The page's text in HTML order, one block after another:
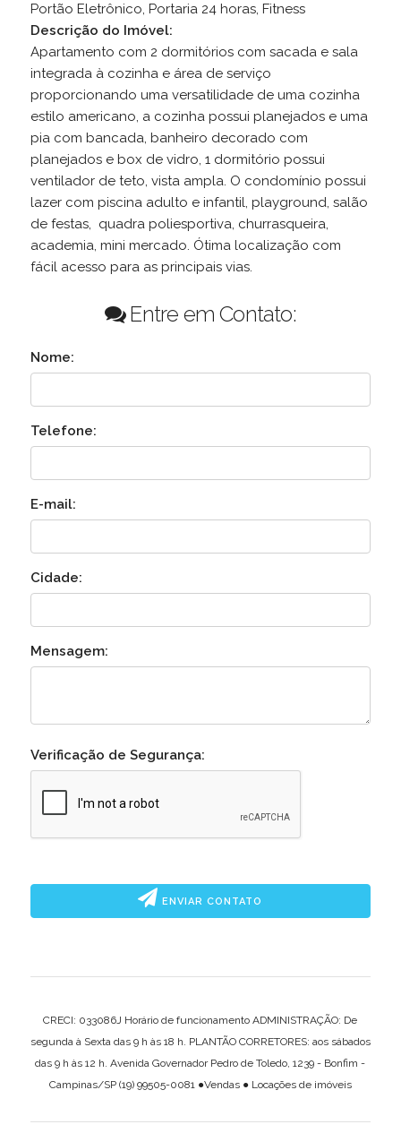
Portão Eletrônico, Portaria 24 horas, Fitness
Descrição do Imóvel:
Apartamento com 2 dormitórios com sacada e sala
integrada à cozinha e área de serviço
proporcionando uma versatilidade de uma cozinha
estilo americano, a cozinha possui planejados e uma
pia com bancada, banheiro decorado com
planejados e box de vidro, 1 dormitório possui
ventilador de teto, vista ampla. O condomínio possui
lazer com piscina adulto e infantil, playground, salão
de festas, quadra poliesportiva, churrasqueira,
academia, mini mercado. Ótima localização com
fácil acesso para as principais vias.
Entre em Contato:
Nome:
Telefone:
E-mail:
Cidade:
Mensagem:
Verificação de Segurança:
ENVIAR CONTATO
CRECI: 033086J Horário de funcionamento ADMINISTRAÇÃO: De
segunda à Sexta das 9 h às 18 h. PLANTÃO CORRETORES: aos sábados
das 9 h às 12 h. Avenida Governador Pedro de Toledo, 1239 - Bonfim -
Campinas/SP (19) 99505-0081 ●Vendas ● Locações de imóveis